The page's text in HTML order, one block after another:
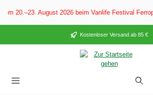
springen
August 2026 beim Vanlife Festival
Kostenloser Versand ab 85 €